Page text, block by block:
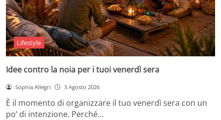
Lifestyle
Idee contro la noia per i tuoi venerdì sera
Sophia Allegri 3 Agosto 2026
È il momento di organizzare il tuo venerdì sera con un
po’ di intenzione. Perché…